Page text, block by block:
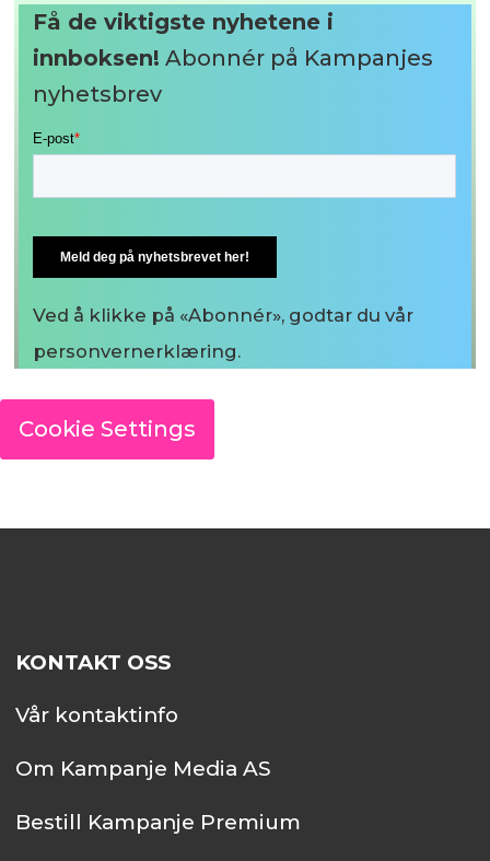
Få de viktigste nyhetene i
innboksen! Abonnér på Kampanjes
nyhetsbrev
Ved å klikke på «Abonnér», godtar du vår
personvernerklæring.
Cookie Settings
KONTAKT OSS
Vår kontaktinfo
Om Kampanje Media AS
Bestill Kampanje Premium